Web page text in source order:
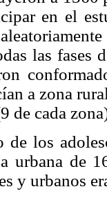
en el
las
a zona
de cada
de los
urbana de
y urbanos